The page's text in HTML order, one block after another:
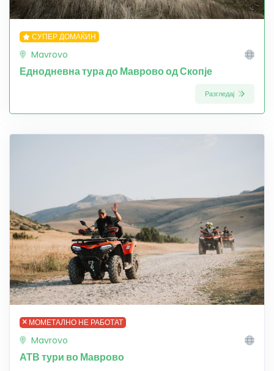
СУПЕР ДОМАЌИН
Mavrovo
Еднодневна тура до Маврово од Скопје
Разгледај
МОМЕТАЛНО НЕ РАБОТАТ
Mavrovo
АТВ тури во Маврово